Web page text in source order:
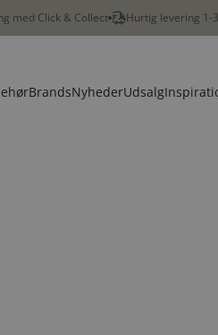
med Click & Collect Hurtig levering 1-
BrandsNyhederUdsalg